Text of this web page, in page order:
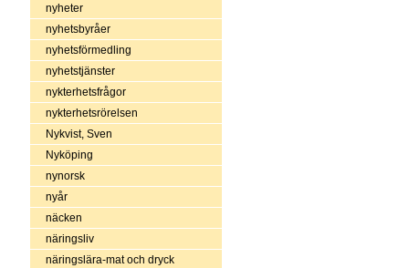
nyheter
nyhetsbyråer
nyhetsförmedling
nyhetstjänster
nykterhetsfrågor
nykterhetsrörelsen
Nykvist, Sven
Nyköping
nynorsk
nyår
näcken
näringsliv
näringslära-mat och dryck